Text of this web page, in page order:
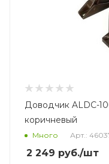
Доводчик ALDC-
коричневый
Много Арт.:
2 249 руб./шт